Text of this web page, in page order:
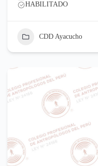
HABILITADO
CDD Ayacucho